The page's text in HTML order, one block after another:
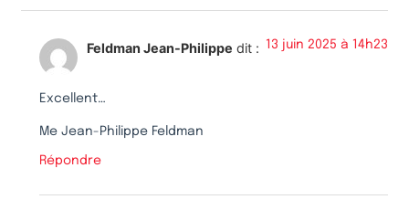
Feldman Jean-Philippe dit : 13 juin 2025 à 14h23
Excellent…
Me Jean-Philippe Feldman
Répondre